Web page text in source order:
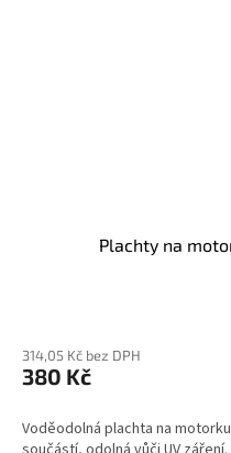
Plachty na
314,05 Kč bez DPH
380 Kč
Voděodolná plachta na